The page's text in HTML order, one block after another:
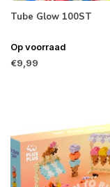
Tube Glow 100ST
Op voorraad
€9,99